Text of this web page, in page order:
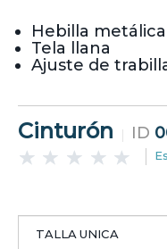
Hebilla metálica
Tela llana
Ajuste de
Cinturón ID